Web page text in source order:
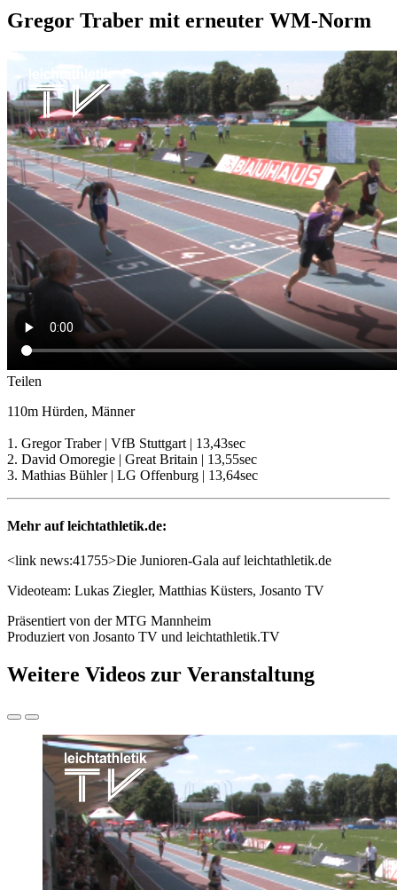
Gregor Traber mit erneuter WM-Norm
Teilen
110m Hürden, Männer
1. Gregor Traber | VfB Stuttgart | 13,43sec
2. David Omoregie | Great Britain | 13,55sec
3. Mathias Bühler | LG Offenburg | 13,64sec
Mehr auf leichtathletik.de:
<link news:41755>Die Junioren-Gala auf leichtathletik.de
Videoteam: Lukas Ziegler, Matthias Küsters, Josanto TV
Präsentiert von der MTG Mannheim
Produziert von Josanto TV und leichtathletik.TV
Weitere Videos zur Veranstaltung